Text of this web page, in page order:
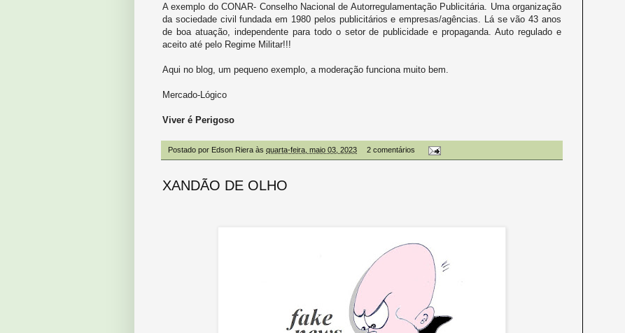
A exemplo do CONAR- Conselho Nacional de Autorregulamentação Publicitária. Uma organização
da sociedade civil fundada em 1980 pelos publicitários e empresas/agências. Lá se vão 43 anos
de boa atuação, independente para todo o setor de publicidade e propaganda. Auto regulado e
aceito até pelo Regime Militar!!!
Aqui no blog, um pequeno exemplo, a moderação funciona muito bem.
Mercado-Lógico
Viver é Perigoso
Postado por Edson Riera às quarta-feira, maio 03, 2023 2 comentários
XANDÃO DE OLHO